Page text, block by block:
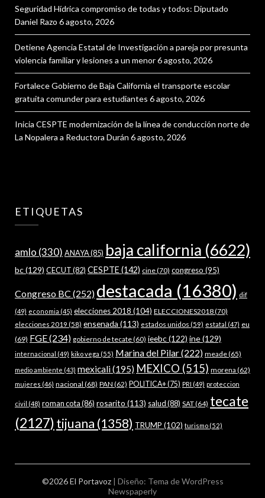
Seguridad Hídrica compromiso de todas y todos: Diputado
Daniel Razo 6 agosto, 2026
Detiene Agencia Estatal de Investigación a pareja por presunta
violencia familiar y lesiones a un menor6 agosto, 2026
Fortalece Gobierno de Baja California el transporte escolar
gratuita comunder para estudiantes 6 agosto, 2026
Inicia CESPTE modernización de la línea de conducción norte de
La Nopalera a Reductora Durán 6 agosto, 2026
ETIQUETAS
amlo (330) ANAYA(85) baja california (6622)
bc(129) CECUT(82) CESPTE (142) cine(70) congreso (95)
Congreso BC (252) destacada (16380) dif
(49) economia (45) elecciones 2018 (104) ELECCIONES2018(70)
elecciones 2019 (58) ensenada (113) estados unidos (59) estatal (47) eu
(69) FGE(234) gobierno de tecate(60) ieebc(122) ine(129)
internacional (49) kiko vega (55) Marina del Pilar(222) meade(65)
medio ambiente (43) mexicali(195) MEXICO (515) morena (62)
mujeres (46) nacional (68) PAN (62) POLITICA+(75) PRI (49) proteccion
civil (48) roman cota(86) rosarito (113) salud(88) SAT(64) tecate
(2127) tijuana (1358) TRUMP (102) turismo (52)
©2026 El Portavoz | Diseño: Tema de WordPress
Newspaperly